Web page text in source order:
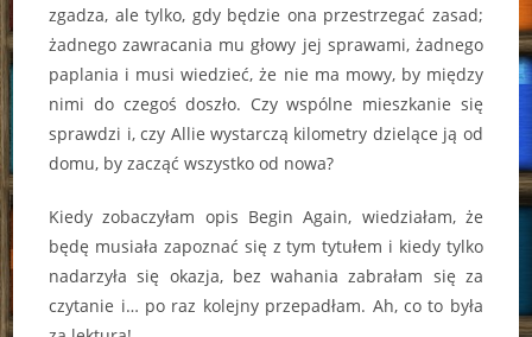
zgadza, ale tylko, gdy będzie ona przestrzegać zasad;
żadnego zawracania mu głowy jej sprawami, żadnego
paplania i musi wiedzieć, że nie ma mowy, by między
nimi do czegoś doszło. Czy wspólne mieszkanie się
sprawdzi i, czy Allie wystarczą kilometry dzielące ją od
domu, by zacząć wszystko od nowa?
Kiedy zobaczyłam opis Begin Again, wiedziałam, że
będę musiała zapoznać się z tym tytułem i kiedy tylko
nadarzyła się okazja, bez wahania zabrałam się za
czytanie i… po raz kolejny przepadłam. Ah, co to była